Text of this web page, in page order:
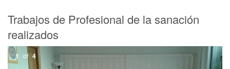
Trabajos de Profesional de la sanación
realizados
1 of 4